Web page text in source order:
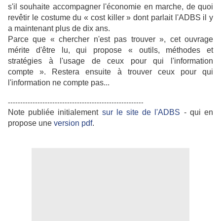
s'il souhaite accompagner l'économie en marche, de quoi
revêtir le costume du « cost killer » dont parlait l'ADBS il y
a maintenant plus de dix ans.
Parce que « chercher n'est pas trouver », cet ouvrage
mérite d'être lu, qui propose « outils, méthodes et
stratégies à l'usage de ceux pour qui l'information
compte ». Restera ensuite à trouver ceux pour qui
l'information ne compte pas...
-------------------------------------------------------
Note publiée initialement sur le site de l'ADBS - qui en
propose une version pdf.